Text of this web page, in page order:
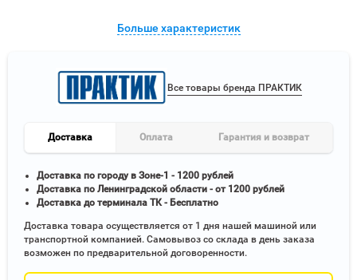
Больше характеристик
Все товары бренда ПРАКТИК
Доставка Оплата Гарантия и возврат
Доставка по городу в Зоне-1 - 1200 рублей
Доставка по Ленинградской области - от 1200 рублей
Доставка до терминала ТК - Бесплатно
Доставка товара осуществляется от 1 дня нашей машиной или
транспортной компанией. Самовывоз со склада в день заказа
возможен по предварительной договоренности.